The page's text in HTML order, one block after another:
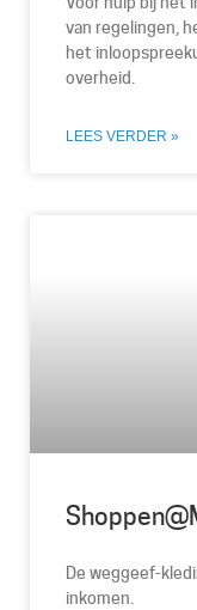
van regelingen,
het
overheid.
LEES VERDER »
De weggeef-
inkomen.